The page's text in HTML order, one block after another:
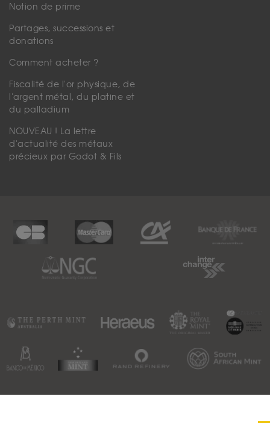
Notion de prime
Partages, successions et
donations
Comment acheter ?
Fiscalité de l'or physique, de
l'argent métal, du platine et
du palladium
NOUVEAU ! La lettre
d'actualité des métaux
précieux par Godot & Fils